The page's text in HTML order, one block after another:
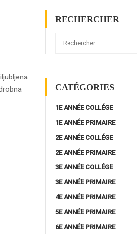
RECHERCHER
CATÉGORIES
1E ANNÉE COLLÉGE
1E ANNÉE PRIMAIRE
2E ANNÉE COLLÉGE
2E ANNÉE PRIMAIRE
3E ANNÉE COLLÉGE
3E ANNÉE PRIMAIRE
4E ANNÉE PRIMAIRE
5E ANNÉE PRIMAIRE
6E ANNÉE PRIMAIRE